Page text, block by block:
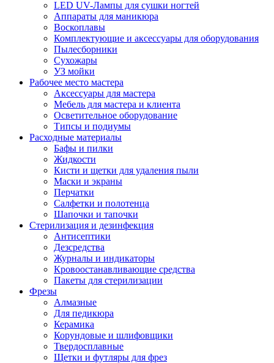
LED UV-Лампы для сушки ногтей
Аппараты для маникюра
Воскоплавы
Комплектующие и аксессуары для оборудования
Пылесборники
Сухожары
УЗ мойки
Рабочее место мастера
Аксессуары для мастера
Мебель для мастера и клиента
Осветительное оборудование
Типсы и подиумы
Расходные материалы
Бафы и пилки
Жидкости
Кисти и щетки для удаления пыли
Маски и экраны
Перчатки
Салфетки и полотенца
Шапочки и тапочки
Стерилизация и дезинфекция
Антисептики
Дезсредства
Журналы и индикаторы
Кровоостанавливающие средства
Пакеты для стерилизации
Фрезы
Алмазные
Для педикюра
Керамика
Корундовые и шлифовщики
Твердосплавные
Щетки и футляры для фрез